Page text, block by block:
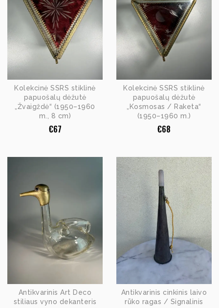
Kolekcinė SSRS stiklinė
papuošalų dėžutė
„Žvaigždė“ (1950–1960
m., 8 cm)
€67
Kolekcinė SSRS stiklinė
papuošalų dėžutė
„Kosmosas / Raketa“
(1950–1960 m.)
€68
Antikvarinis Art Deco
stiliaus vyno dekanteris
Antikvarinis cinkinis laivo
rūko ragas / Signalinis